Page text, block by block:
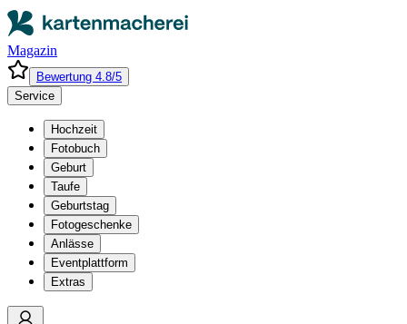
Magazin
Bewertung 4.8/5
Service
Hochzeit
Fotobuch
Geburt
Taufe
Geburtstag
Fotogeschenke
Anlässe
Eventplattform
Extras